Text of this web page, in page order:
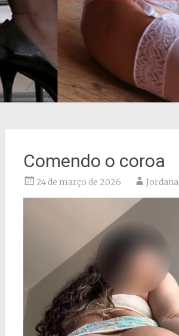
Comendo o coroa
24 de março de 2026 Jordana